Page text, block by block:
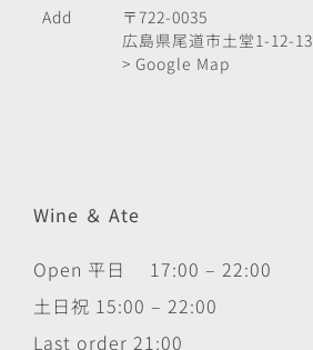
Add
〒722-0035
広島県尾道市土堂1-12-13
> Google Map
Wine ＆ Ate
Open 平日 17:00 – 22:00
土日祝 15:00 – 22:00
Last order 21:00